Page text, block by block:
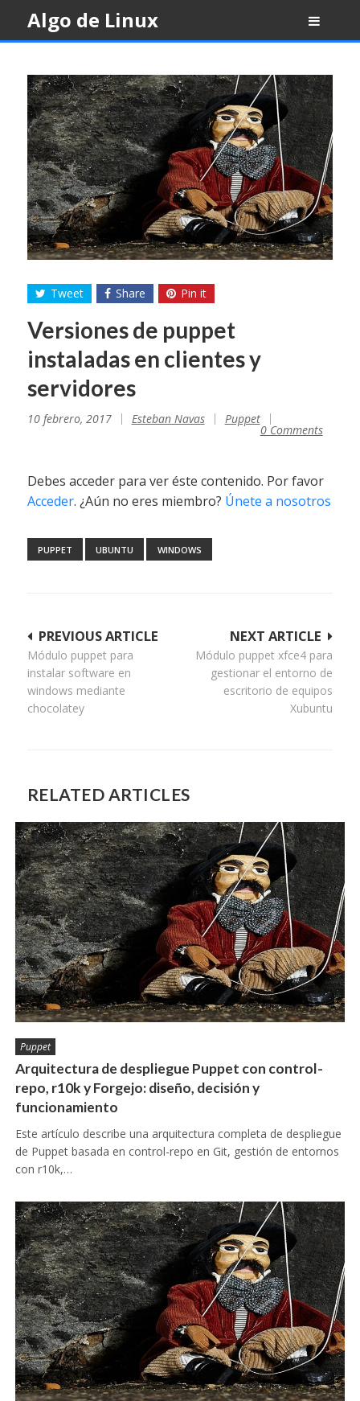
content
Algo de Linux
Tweet Share Pin it
Versiones de puppet
instaladas en clientes y
servidores
10 febrero, 2017 Esteban Navas Puppet
0 Comments
Debes acceder para ver éste contenido. Por favor
Acceder. ¿Aún no eres miembro? Únete a nosotros
PUPPET UBUNTU WINDOWS
Navegación
de
entradas
NEXT ARTICLE
Módulo puppet xfce4 para
gestionar el entorno de
escritorio de equipos
Xubuntu
PREVIOUS ARTICLE
Módulo puppet para
instalar software en
windows mediante
chocolatey
RELATED ARTICLES
Puppet
Arquitectura de despliegue Puppet con control-
repo, r10k y Forgejo: diseño, decisión y
funcionamiento
Este artículo describe una arquitectura completa de despliegue
de Puppet basada en control-repo en Git, gestión de entornos
con r10k,…